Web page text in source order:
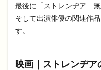
最後に「ストレンヂア 無
そして出演俳優の関連作
す。
映画｜ストレンヂア